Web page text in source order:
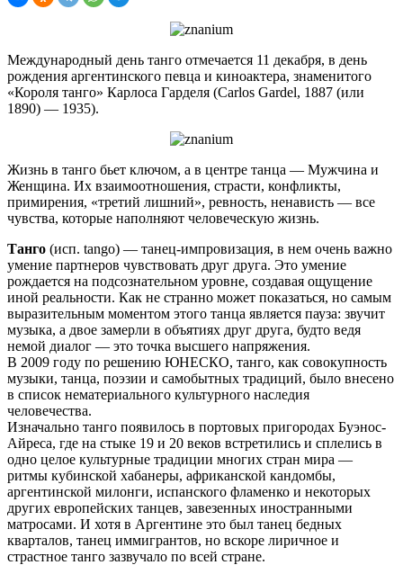
Международный день танго отмечается 11 декабря, в день
рождения аргентинского певца и киноактера, знаменитого
«Короля танго» Карлоса Гарделя (Carlos Gardel, 1887 (или
1890) — 1935).
Жизнь в танго бьет ключом, а в центре танца — Мужчина и
Женщина. Их взаимоотношения, страсти, конфликты,
примирения, «третий лишний», ревность, ненависть — все
чувства, которые наполняют человеческую жизнь.
Танго (исп. tango) — танец-импровизация, в нем очень важно
умение партнеров чувствовать друг друга. Это умение
рождается на подсознательном уровне, создавая ощущение
иной реальности. Как не странно может показаться, но самым
выразительным моментом этого танца является пауза: звучит
музыка, а двое замерли в объятиях друг друга, будто ведя
немой диалог — это точка высшего напряжения.
В 2009 году по решению ЮНЕСКО, танго, как совокупность
музыки, танца, поэзии и самобытных традиций, было внесено
в список нематериального культурного наследия
человечества.
Изначально танго появилось в портовых пригородах Буэнос-
Айреса, где на стыке 19 и 20 веков встретились и сплелись в
одно целое культурные традиции многих стран мира —
ритмы кубинской хабанеры, африканской кандомбы,
аргентинской милонги, испанского фламенко и некоторых
других европейских танцев, завезенных иностранными
матросами. И хотя в Аргентине это был танец бедных
кварталов, танец иммигрантов, но вскоре лиричное и
страстное танго зазвучало по всей стране.